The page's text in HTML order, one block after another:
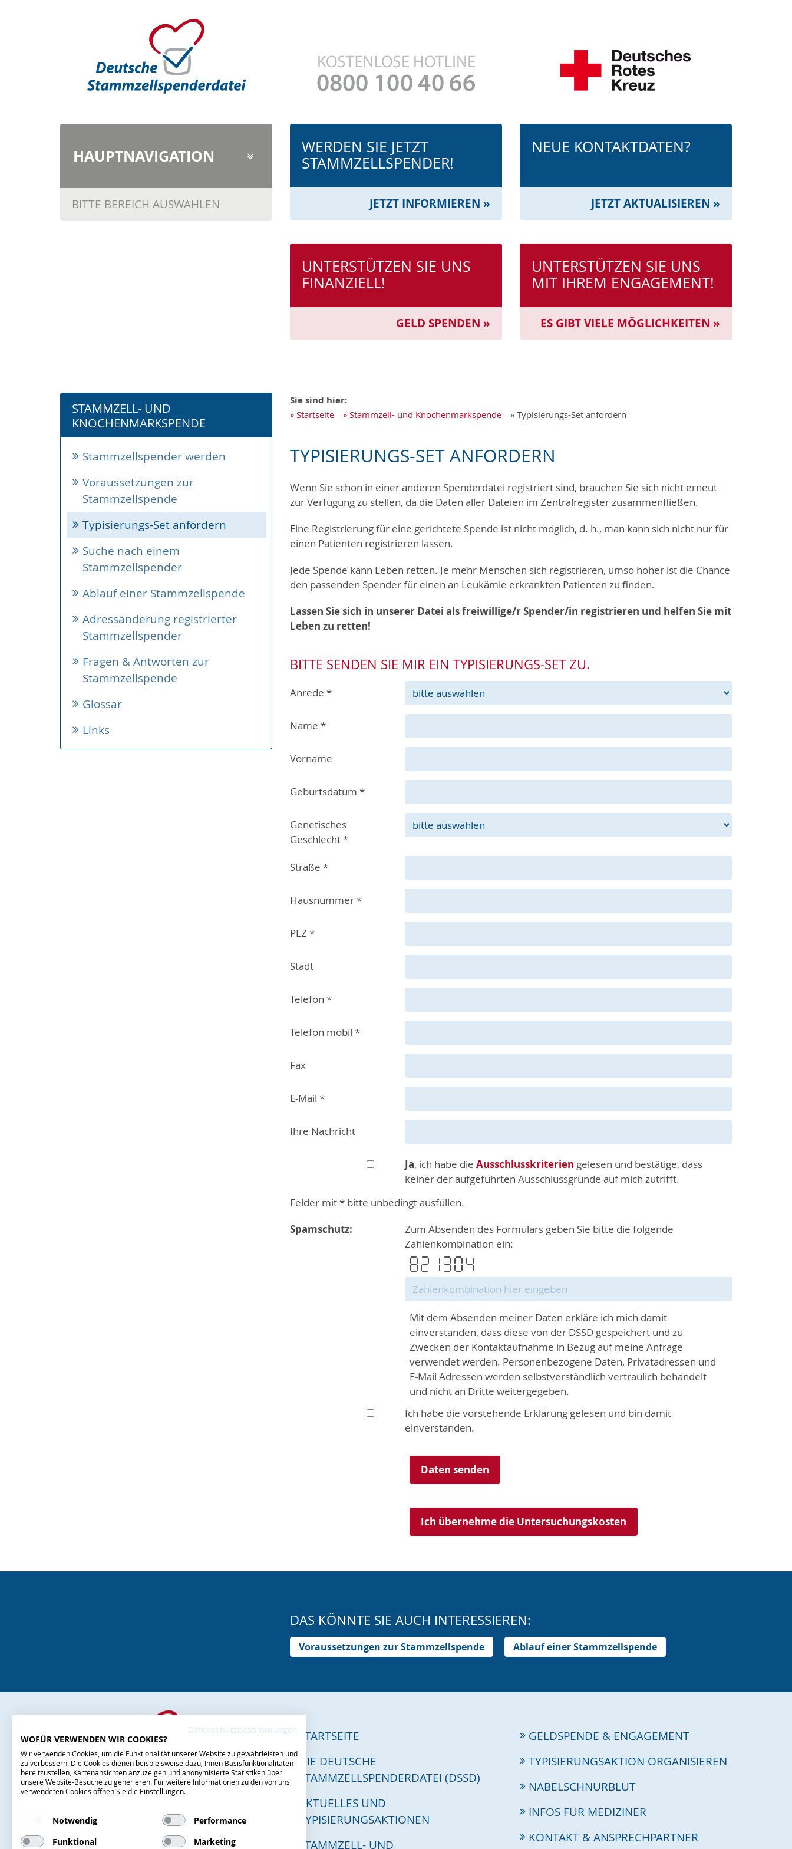
HAUPTNAVIGATION
BITTE BEREICH AUSWÄHLEN
WERDEN SIE JETZT
STAMMZELL­SPENDER!
JETZT INFORMIEREN »
NEUE KONTAKTDATEN?
JETZT AKTUALISIEREN »
UNTERSTÜTZEN SIE UNS
FINANZIELL!
GELD SPENDEN »
UNTERSTÜTZEN SIE UNS
MIT IHREM ENGAGEMENT!
ES GIBT VIELE MÖGLICHKEITEN »
Sie sind hier:
» Startseite » Stammzell- und Knochenmarkspende » Typisierungs-Set anfordern
TYPISIERUNGS-SET ANFORDERN
Wenn Sie schon in einer anderen Spenderdatei registriert sind, brauchen Sie sich nicht erneut
zur Verfügung zu stellen, da die Daten aller Dateien im Zentralregister zusammenfließen.
Eine Registrierung für eine gerichtete Spende ist nicht möglich, d. h., man kann sich nicht nur für
einen Patienten registrieren lassen.
Jede Spende kann Leben retten. Je mehr Menschen sich registrieren, umso höher ist die Chance
den passenden Spender für einen an Leukämie erkrankten Patienten zu finden.
Lassen Sie sich in unserer Datei als freiwillige/r Spender/in registrieren und helfen Sie mit
Leben zu retten!
BITTE SENDEN SIE MIR EIN TYPISIERUNGS-SET ZU.
Anrede *
Name *
Vorname
Geburtsdatum *
Genetisches
Geschlecht*
Straße *
Hausnummer*
PLZ *
Stadt
Telefon *
Telefon mobil *
Fax
E-Mail *
Ihre Nachricht
Ja, ich habe die Ausschlusskriterien gelesen und bestätige, dass
keiner der aufgeführten Ausschlussgründe auf mich zutrifft.
Felder mit * bitte unbedingt ausfüllen.
Spamschutz:
Zum Absenden des Formulars geben Sie bitte die folgende
Zahlenkombination ein:
Mit dem Absenden meiner Daten erkläre ich mich damit
einverstanden, dass diese von der DSSD gespeichert und zu
Zwecken der Kontaktaufnahme in Bezug auf meine Anfrage
verwendet werden. Personenbezogene Daten, Privatadressen und
E-Mail Adressen werden selbstverständlich vertraulich behandelt
und nicht an Dritte weitergegeben.
Ich habe die vorstehende Erklärung gelesen und bin damit
einverstanden.
Ich übernehme die Untersuchungskosten
STAMMZELL- UND
KNOCHENMARKSPENDE
Stammzellspender werden
Voraussetzungen zur
Stammzellspende
Typisierungs-Set anfordern
Suche nach einem
Stammzellspender
Ablauf einer Stammzellspende
Adressänderung registrierter
Stammzellspender
Fragen & Antworten zur
Stammzellspende
Glossar
Links
DAS KÖNNTE SIE AUCH INTERESSIEREN:
Voraussetzungen zur Stammzellspende Ablauf einer Stammzellspende
STARTSEITE
DIE DEUTSCHE
STAMMZELLSPENDERDATEI (DSSD)
AKTUELLES UND
TYPISIERUNGSAKTIONEN
STAMMZELL- UND
GELDSPENDE & ENGAGEMENT
TYPISIERUNGSAKTION ORGANISIEREN
NABELSCHNURBLUT
INFOS FÜR MEDIZINER
KONTAKT & ANSPRECHPARTNER
Datenschutzbestimmungen
WOFÜR VERWENDEN WIR COOKIES?
Wir verwenden Cookies, um die Funktionalität unserer Website zu gewährleisten und
zu verbessern. Die Cookies dienen beispielsweise dazu, Ihnen Basisfunktionalitäten
bereitzustellen, Kartenansichten anzuzeigen und anonymisierte Statistiken über
unsere Website-Besuche zu generieren. Für weitere Informationen zu den von uns
verwendeten Cookies öffnen Sie die Einstellungen.
Notwendig
Performance
Funktional
Marketing